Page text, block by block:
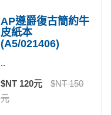
AP遵爵復古簡約牛
皮紙本
(A5/021406)
..
$NT 120元
$NT 150
元